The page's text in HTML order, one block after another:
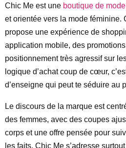
Chic Me est une boutique de
et orientée vers la mode féminine.
propose une expérience de
application mobile, des
positionnement très agressif sur
logique d’achat coup de cœur,
d’enseigne qui peut te séduire au
Le discours de la marque est
des femmes, avec des coupes
corps et une offre pensée pour
les faits, Chic Me s’adresse